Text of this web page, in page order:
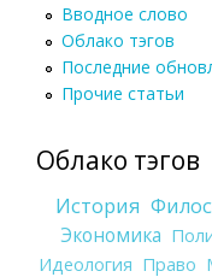
Вводное слово
Облако тэгов
Последние
Прочие статьи
Облако тэгов
История
Экономика
Идеология Право